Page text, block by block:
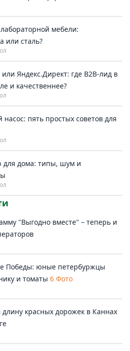
мебели:
или сталь?
Яндекс.Директ: где B2B-лид в
и качественнее?
пять простых советов для
для дома: типы, шум и
"Выгодно вместе" – теперь и
Победы: юные петербуржцы
и томаты 6 Фото
длину красных дорожек в Каннах